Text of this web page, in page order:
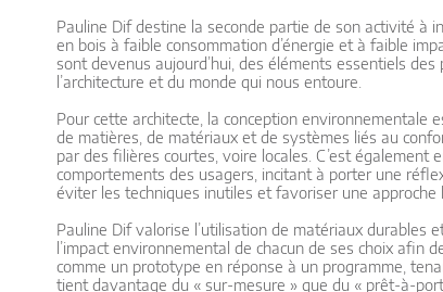
Pauline Dif destine la seconde partie de son activité à
en bois à faible consommation d’énergie et à faible
sont devenus aujourd’hui, des éléments essentiels
l’architecture et du monde qui nous entoure.
Pour cette architecte, la conception environnementale
de matières, de matériaux et de systèmes liés au
par des filières courtes, voire locales. C’est
comportements des usagers, incitant à porter une
éviter les techniques inutiles et favoriser une approche
Pauline Dif valorise l’utilisation de matériaux durables
l’impact environnemental de chacun de ses choix
comme un prototype en réponse à un programme,
tient davantage du « sur-mesure » que du « prêt-à-